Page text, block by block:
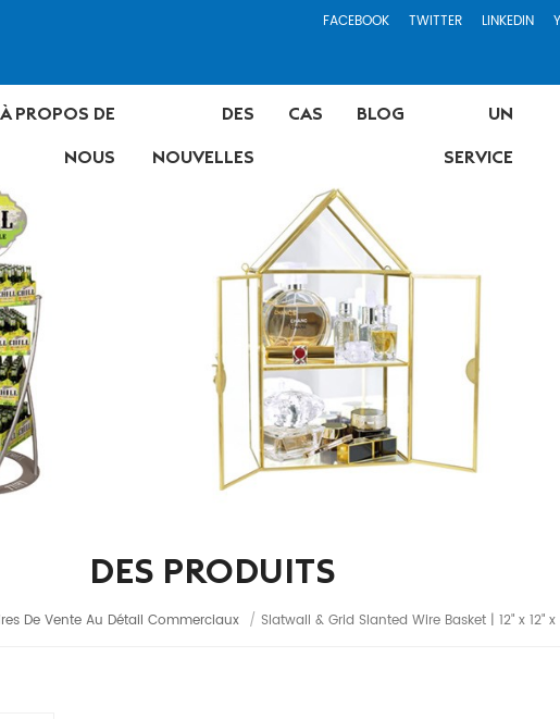
FACEBOOK TWITTER LINKEDIN
À PROPOS DE
NOUS
DES
NOUVELLES
CAS BLOG
UN
SERVICE
DES PRODUITS
De Vente Au Détail Commerciaux / Slatwall & Grid Slanted Wire Basket | 12" x 12" x